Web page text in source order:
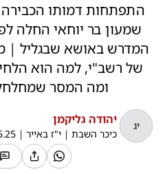
התפתחות דמותו
המדרש באושא שבגליל |
של רשב"י, למה הוא
ומה המסר שמחלחל
יג יהודה גליקמן
כיכר השבת | י"ז באייר |